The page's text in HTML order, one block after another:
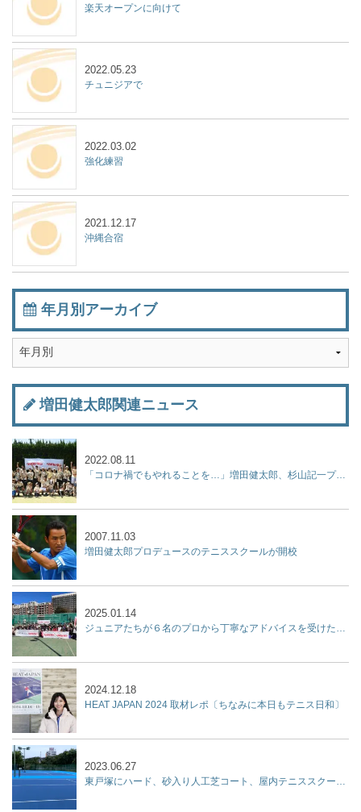
楽天オープンに向けて
チュニジアで
2022.05.23
強化練習
2022.03.02
沖縄合宿
2021.12.17
年月別アーカイブ
増田健太郎関連ニュース
「コロナ禍でもやれることを…」増田健太郎、杉山記一プロらが「ジュニア強化練習会」を開催！
2022.08.11
増田健太郎プロデュースのテニススクールが開校
2007.11.03
ジュニアたちが６名のプロから丁寧なアドバイスを受けた２時間『杉山記一強化練習会 2025 supported by リポビタン』開催
2025.01.14
HEAT JAPAN 2024 取材レポ〔ちなみに本日もテニス日和〕
2024.12.18
東戸塚にハード、砂入り人工芝コート、屋内テニススクール、フットサルコートを集結させた『KPI PARK』が７月9日オープン！
2023.06.27